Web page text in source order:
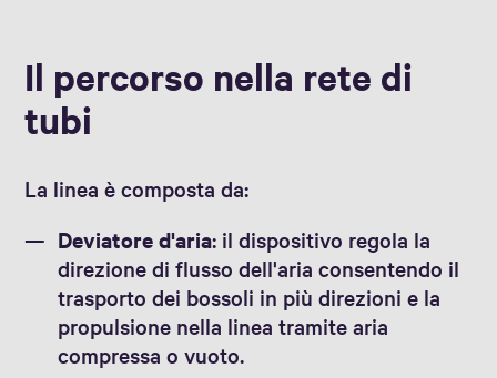
Il percorso nella rete di
tubi
La linea è composta da:
Deviatore d'aria: il dispositivo regola la
direzione di flusso dell'aria consentendo il
trasporto dei bossoli in più direzioni e la
propulsione nella linea tramite aria
compressa o vuoto.